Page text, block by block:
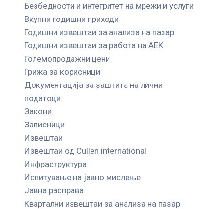
Безбедности и интегритет на мрежи и услуги
Вкупни годишни приходи
Годишни извештаи за анализа на пазар
Годишни извештаи за работа на АЕК
Големопродажни цени
Грижа за корисници
Документација за заштита на лични
податоци
Закони
Записници
Извештаи
Извештаи од Cullen international
Инфраструктура
Испитување на јавно мислење
Јавна расправа
Квартални извештаи за анализа на пазар